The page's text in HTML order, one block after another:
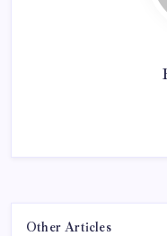
Other Articles